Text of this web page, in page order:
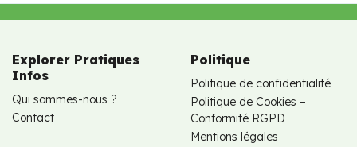
Explorer Pratiques
Infos
Qui sommes-nous ?
Contact
Politique
Politique de confidentialité
Politique de Cookies –
Conformité RGPD
Mentions légales